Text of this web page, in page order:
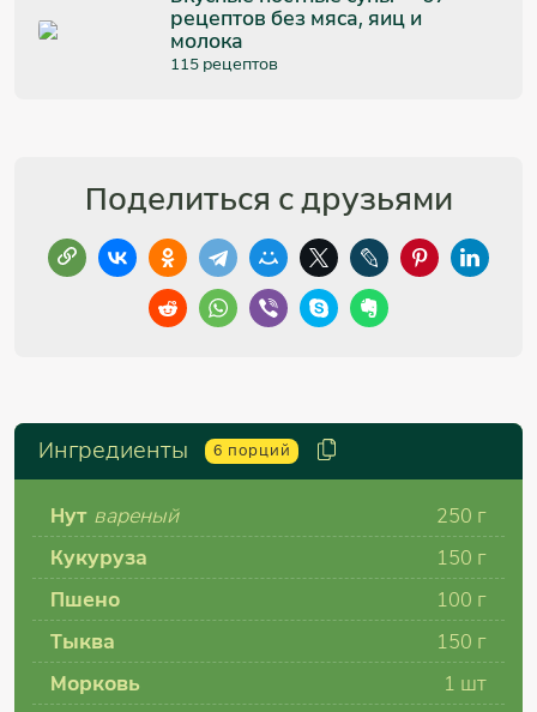
рецептов без мяса, яиц и
молока
115 рецептов
Поделиться с друзьями
Ингредиенты 6 порций
Нут вареный 250 г
Кукуруза
150 г
Пшено
100 г
Тыква
150 г
Морковь
1 шт